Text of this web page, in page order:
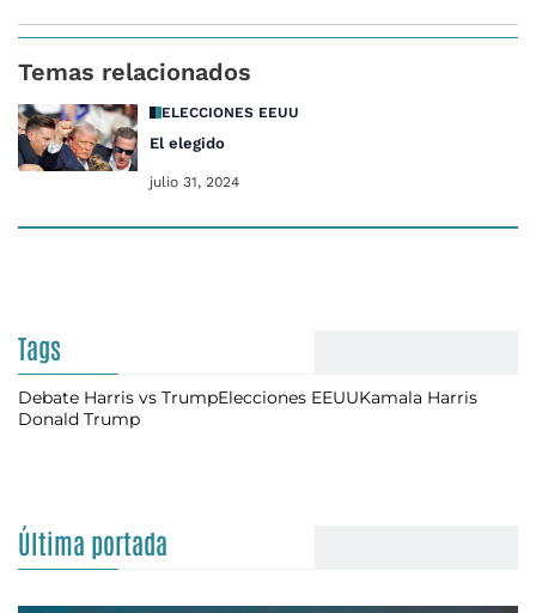
Temas relacionados
ELECCIONES EEUU
El elegido
julio 31, 2024
Tags
Debate Harris vs TrumpElecciones EEUUKamala Harris
Donald Trump
Última portada